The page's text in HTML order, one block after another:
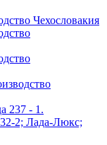
Чехословакия
237 - 1.
2; Лада-Люкс;